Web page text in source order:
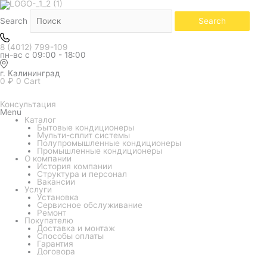
Search Search
8 (4012) 799-109
пн-вс с 09:00 - 18:00
г. Калининград
0 ₽ 0 Cart
Консультация
Menu
Каталог
Бытовые кондиционеры
Мульти-сплит системы
Полупромышленные кондиционеры
Промышленные кондиционеры
О компании
История компании
Структура и персонал
Вакансии
Услуги
Установка
Сервисное обслуживание
Ремонт
Покупателю
Доставка и монтаж
Способы оплаты
Гарантия
Договора
Количество
товара
Наружный
блок
мульти
системы
ROYAL
CLIMA
MULTI
FLEXI
EU
3RMN-
21HN/OUT